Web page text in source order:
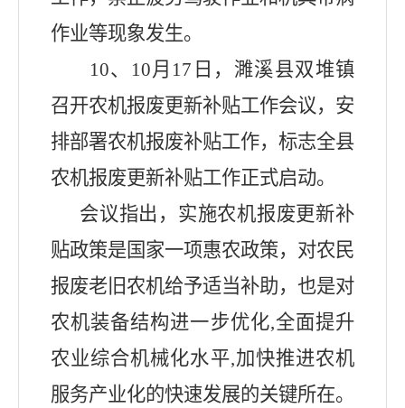
作业等现象发生。
10、 10月 17 日，濉溪县双堆镇
召开农机报废更新补贴工作会议，安
排部署农机报废补贴工作，标志全县
农机报废更新补贴工作正式启动。
会议指出，实施农机报废更新补
贴政策是国家一项惠农政策，对农民
报废老旧农机给予适当补助，也是对
农机装备结构进一步优化,全面提升
农业综合机械化水平,加快推进农机
服务产业化的快速发展的关键所在。